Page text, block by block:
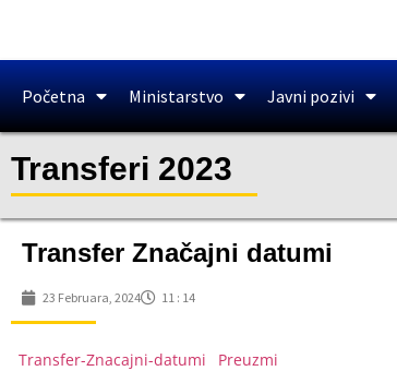
Početna Ministarstvo Javni pozivi
Transferi 2023
Transfer Značajni datumi
23 Februara, 2024 11 : 14
Transfer-Znacajni-datumi Preuzmi